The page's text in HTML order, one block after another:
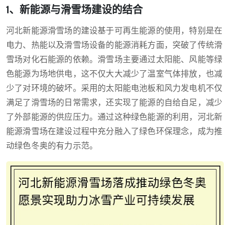
1、新能源与滑雪场建设的结合
河北新能源滑雪场的建设基于可再生能源的使用，特别是在
电力、热能以及滑雪场设备的能源消耗方面，突破了传统滑
雪场对化石能源的依赖。滑雪场主要通过太阳能、风能等绿
色能源为场地供电，这不仅大大减少了温室气体排放，也减
少了对环境的破坏。采用的太阳能电池板和风力发电机不仅
满足了滑雪场的日常需求，还实现了能源的自给自足，减少
了外部能源的供应压力。通过这种绿色能源的利用，河北新
能源滑雪场在建设过程中充分融入了绿色环保理念，成为推
动绿色冬奥的有力示范。